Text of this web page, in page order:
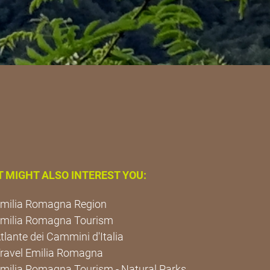
MIGHT ALSO INTEREST YOU:
Romagna Region
Romagna Tourism
dei Cammini d'Italia
Emilia Romagna